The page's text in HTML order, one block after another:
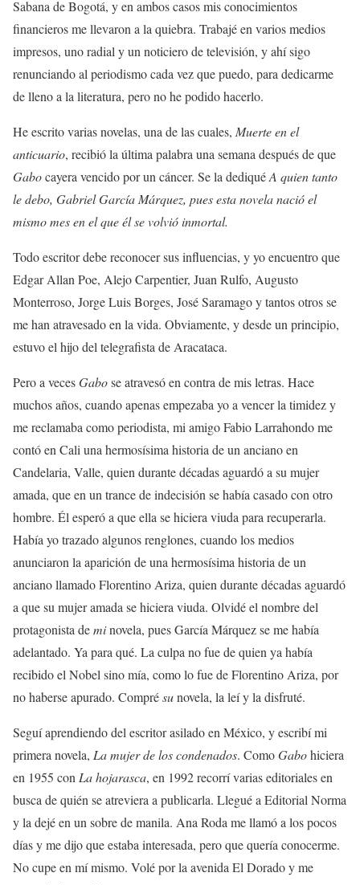
Sabana de Bogotá, y en ambos casos mis conocimientos
financieros me llevaron a la quiebra. Trabajé en varios medios
impresos, uno radial y un noticiero de televisión, y ahí sigo
renunciando al periodismo cada vez que puedo, para dedicarme
de lleno a la literatura, pero no he podido hacerlo.
He escrito varias novelas, una de las cuales, Muerte en el
anticuario, recibió la última palabra una semana después de que
Gabocayera vencido por un cáncer. Se la dediquéA quien tanto
le debo, Gabriel García Márquez, pues esta novela nació el
mismo mes en el que él se volvió inmortal.
Todo escritor debe reconocer sus influencias, y yo encuentro que
Edgar Allan Poe, Alejo Carpentier, Juan Rulfo, Augusto
Monterroso, Jorge Luis Borges, José Saramago y tantos otros se
me han atravesado en la vida. Obviamente, y desde un principio,
estuvo el hijo del telegrafista de Aracataca.
Pero a vecesGabose atravesó en contra de mis letras. Hace
muchos años, cuando apenas empezaba yo a vencer la timidez y
me reclamaba como periodista, mi amigo Fabio Larrahondo me
contó en Cali una hermosísima historia de un anciano en
Candelaria, Valle, quien durante décadas aguardó a su mujer
amada, que en un trance de indecisión se había casado con otro
hombre. Él esperó a que ella se hiciera viuda para recuperarla.
Había yo trazado algunos renglones, cuando los medios
anunciaron la aparición de una hermosísima historia de un
anciano llamado Florentino Ariza, quien durante décadas aguardó
a que su mujer amada se hiciera viuda. Olvidé el nombre del
protagonista deminovela, pues García Márquez se me había
adelantado. Ya para qué. La culpa no fue de quien ya había
recibido el Nobel sino mía, como lo fue de Florentino Ariza, por
no haberse apurado. Comprésunovela, la leí y la disfruté.
Seguí aprendiendo del escritor asilado en México, y escribí mi
primera novela, La mujer de los condenados. ComoGabohiciera
en 1955 con La hojarasca, en 1992 recorrí varias editoriales en
busca de quién se atreviera a publicarla. Llegué a Editorial Norma
y la dejé en un sobre de manila. Ana Roda me llamó a los pocos
días y me dijo que estaba interesada, pero que quería conocerme.
No cupe en mí mismo. Volé por la avenida El Dorado y me